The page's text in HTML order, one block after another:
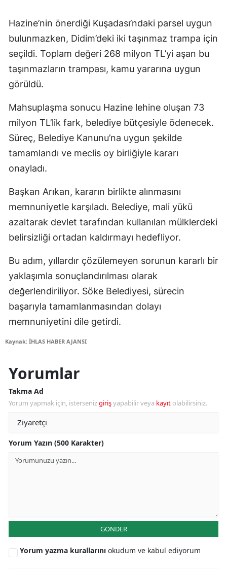
Hazine’nin önerdiği Kuşadası’ndaki parsel uygun
bulunmazken, Didim’deki iki taşınmaz trampa için
seçildi. Toplam değeri 268 milyon TL’yi aşan bu
taşınmazların trampası, kamu yararına uygun
görüldü.
Mahsuplaşma sonucu Hazine lehine oluşan 73
milyon TL’lik fark, belediye bütçesiyle ödenecek.
Süreç, Belediye Kanunu’na uygun şekilde
tamamlandı ve meclis oy birliğiyle kararı
onayladı.
Başkan Arıkan, kararın birlikte alınmasını
memnuniyetle karşıladı. Belediye, mali yükü
azaltarak devlet tarafından kullanılan mülklerdeki
belirsizliği ortadan kaldırmayı hedefliyor.
Bu adım, yıllardır çözülemeyen sorunun kararlı bir
yaklaşımla sonuçlandırılması olarak
değerlendiriliyor. Söke Belediyesi, sürecin
başarıyla tamamlanmasından dolayı
memnuniyetini dile getirdi.
Kaynak: İHLAS HABER AJANSI
Yorumlar
Takma Ad
Yorum yapmak için, istersenizgirişyapabilir veya kayıt olabilirsiniz.
Yorum Yazın (500 Karakter)
GÖNDER
Yorum yazma kurallarını okudum ve kabul ediyorum